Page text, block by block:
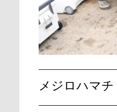
メジロハマチ